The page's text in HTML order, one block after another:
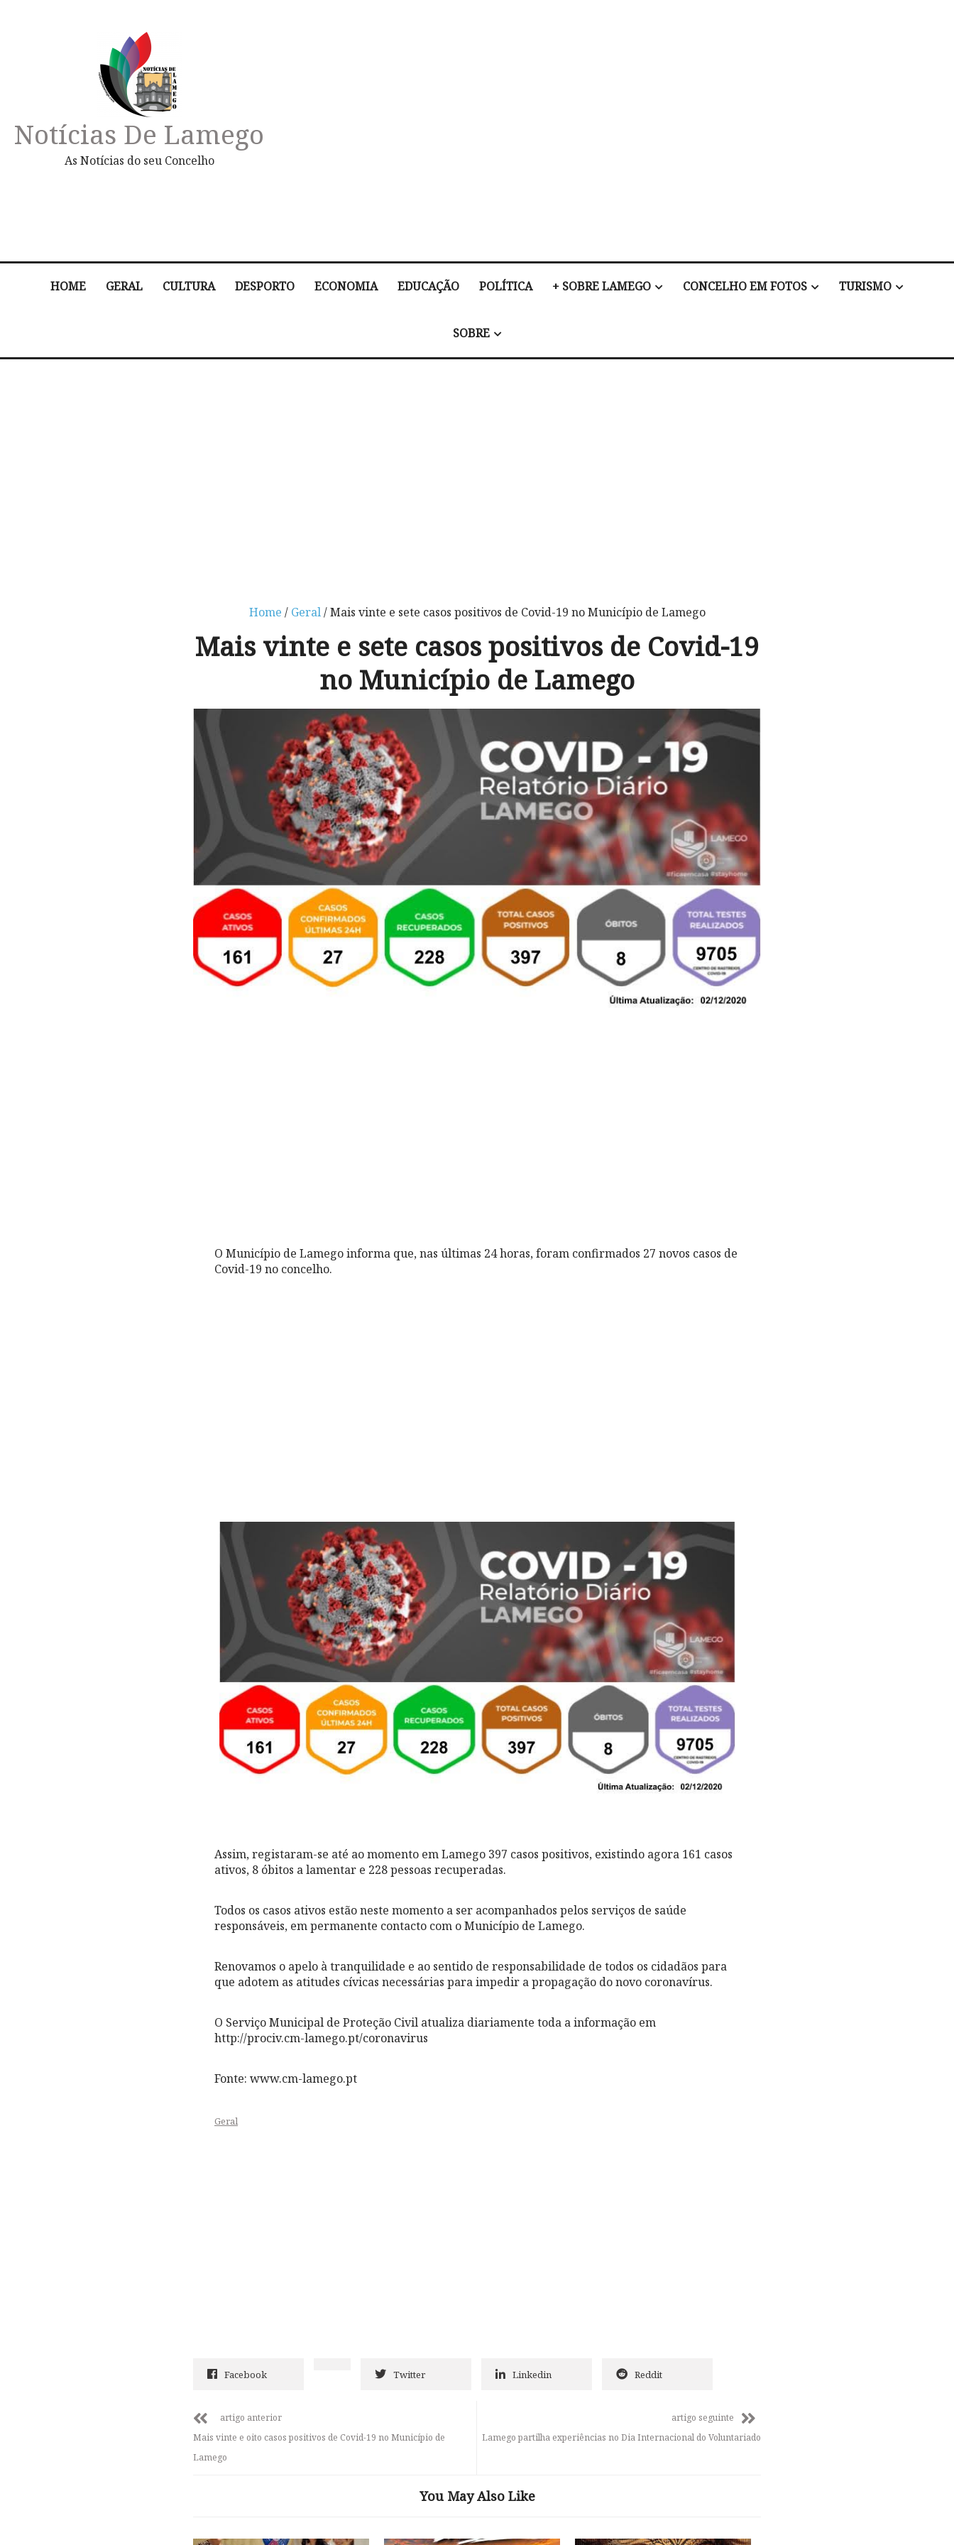
Notícias De Lamego
As Notícias do seu Concelho
HOME GERAL CULTURA DESPORTO ECONOMIA EDUCAÇÃO POLÍTICA + SOBRE LAMEGO CONCELHO EM FOTOS TURISMO
SOBRE
Home / Geral/ Mais vinte e sete casos positivos de Covid-19 no Município de Lamego
Mais vinte e sete casos positivos de Covid-19
no Município de Lamego
O Município de Lamego informa que, nas últimas 24 horas, foram confirmados 27 novos casos de
Covid-19 no concelho.
Assim, registaram-se até ao momento em Lamego 397 casos positivos, existindo agora 161 casos
ativos, 8 óbitos a lamentar e 228 pessoas recuperadas.
Todos os casos ativos estão neste momento a ser acompanhados pelos serviços de saúde
responsáveis, em permanente contacto com o Município de Lamego.
Renovamos o apelo à tranquilidade e ao sentido de responsabilidade de todos os cidadãos para
que adotem as atitudes cívicas necessárias para impedir a propagação do novo coronavírus.
O Serviço Municipal de Proteção Civil atualiza diariamente toda a informação em
http://prociv.cm-lamego.pt/coronavirus
Fonte: www.cm-lamego.pt
Geral
Facebook Twitter Linkedin Reddit
artigo anterior
Mais vinte e oito casos positivos de Covid-19 no Município de
Lamego
artigo seguinte
Lamego partilha experiências no Dia Internacional do Voluntariado
You May Also Like